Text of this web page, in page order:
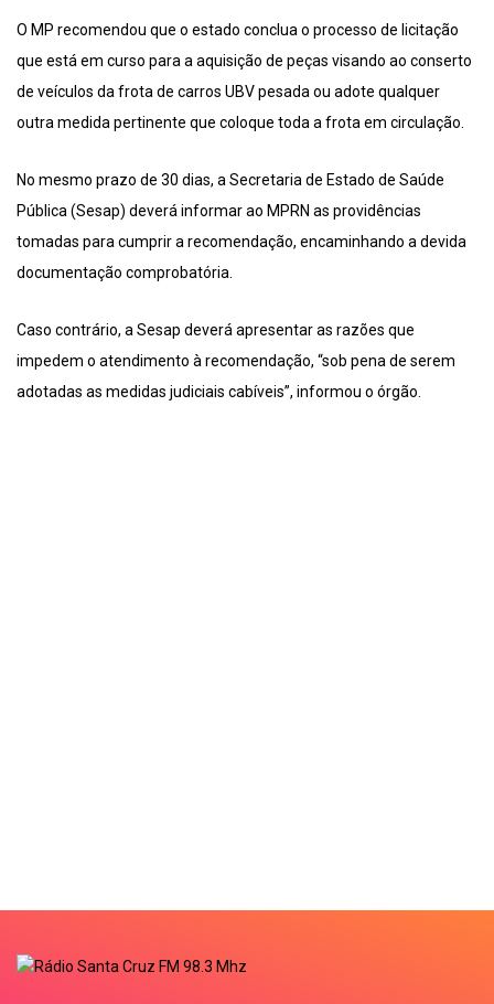
O MP recomendou que o estado conclua o processo de licitação
que está em curso para a aquisição de peças visando ao conserto
de veículos da frota de carros UBV pesada ou adote qualquer
outra medida pertinente que coloque toda a frota em circulação.
No mesmo prazo de 30 dias, a Secretaria de Estado de Saúde
Pública (Sesap) deverá informar ao MPRN as providências
tomadas para cumprir a recomendação, encaminhando a devida
documentação comprobatória.
Caso contrário, a Sesap deverá apresentar as razões que
impedem o atendimento à recomendação, “sob pena de serem
adotadas as medidas judiciais cabíveis”, informou o órgão.